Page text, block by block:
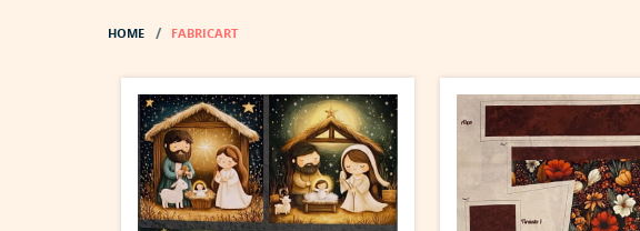
HOME FABRICART